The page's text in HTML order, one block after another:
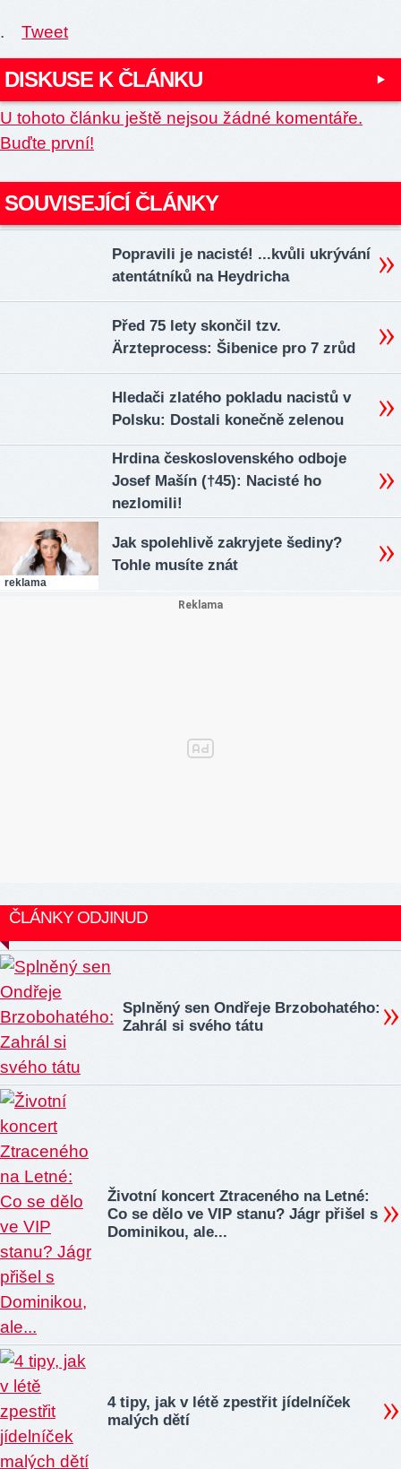
. Tweet
DISKUSE K ČLÁNKU
U tohoto článku ještě nejsou žádné komentáře.
Buďte první!
SOUVISEJÍCÍ ČLÁNKY
Popravili je nacisté! ...kvůli ukrývání
atentátníků na Heydricha
Před 75 lety skončil tzv.
Ärzteprocess: Šibenice pro 7 zrůd
Hledači zlatého pokladu nacistů v
Polsku: Dostali konečně zelenou
Hrdina československého odboje
Josef Mašín (†45): Nacisté ho
nezlomili!
reklama
Jak spolehlivě zakryjete šediny?
Tohle musíte znát
ČLÁNKY ODJINUD
Splněný sen Ondřeje Brzobohatého:
Zahrál si svého tátu
Životní koncert Ztraceného na Letné:
Co se dělo ve VIP stanu? Jágr přišel s
Dominikou, ale...
4 tipy, jak v létě zpestřit jídelníček
malých dětí